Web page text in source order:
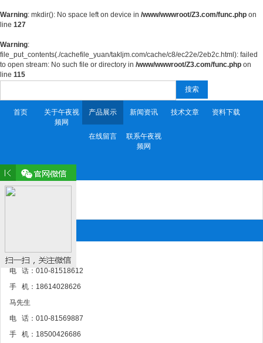
Warning: mkdir(): No space left on device in /www/wwwroot/Z3.com/func.php on
line 127
Warning:
file_put_contents(./cachefile_yuan/takljm.com/cache/c8/ec22e/2eb2c.html): failed
to open stream: No such file or directory in /www/wwwroot/Z3.com/func.php on
line 115
搜索
首页
关于午夜视
频网
产品展示 新闻资讯 技术文章 资料下载
在线留言
联系午夜视
频网
产品目录 Product
午夜影院网站
段先生
电 话：010-81518612
手 机：18614028626
马先生
电 话：010-81569887
手 机：18500426686